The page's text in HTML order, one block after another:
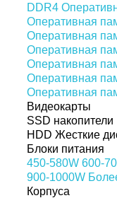
DDR4
Оперативная
Оперативная
Оперативная
Оперативная
Оперативная
Оперативная
Видеокарты
SSD накопители
HDD Жесткие
Блоки питания
450-580W 600-
900-1000W
Корпуса